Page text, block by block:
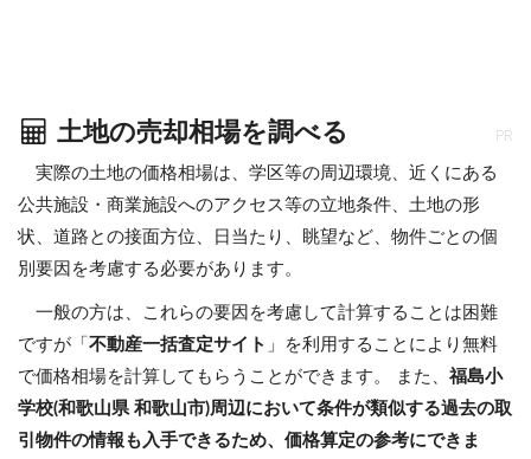
土地の売却相場を調べる PR
実際の土地の価格相場は、学区等の周辺環境、近くにある
公共施設・商業施設へのアクセス等の立地条件、土地の形
状、道路との接面方位、日当たり、眺望など、物件ごとの個
別要因を考慮する必要があります。
一般の方は、これらの要因を考慮して計算することは困難
ですが「 不動産一括査定サイト 」を利用することにより無料
で価格相場を計算してもらうことができます。 また、 福島小
学校(和歌山県 和歌山市)周辺において条件が類似する過去の取
引物件の情報も入手できるため、価格算定の参考にできま